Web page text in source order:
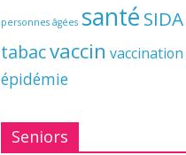
personnes âgées santé SIDA
tabacvaccin vaccination
épidémie
Seniors